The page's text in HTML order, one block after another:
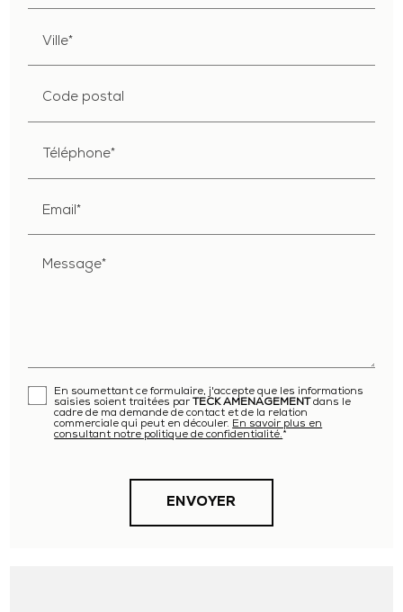
Ville*
Code postal
Téléphone*
Email*
Message*
En soumettant ce formulaire, j'accepte que les informations
saisies soient traitées par
TECK AMENAGEMENT
dans le
cadre de ma demande de contact et de la relation
commerciale qui peut en découler. En savoir plus en
consultant notre politique de confidentialité.*